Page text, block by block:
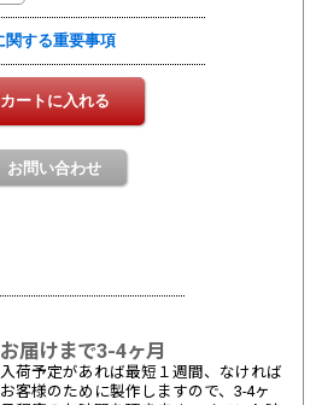
お届けまで3-4ヶ月
入荷予定があれば最短１週間、なければ
お客様のために製作しますので、3-4ヶ